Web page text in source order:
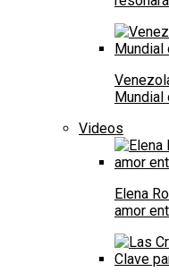
Videos
Elena
amor